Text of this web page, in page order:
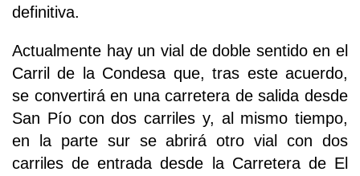
definitiva.
Actualmente hay un vial de doble sentido en el
Carril de la Condesa que, tras este acuerdo,
se convertirá en una carretera de salida desde
San Pío con dos carriles y, al mismo tiempo,
en la parte sur se abrirá otro vial con dos
carriles de entrada desde la Carretera de El